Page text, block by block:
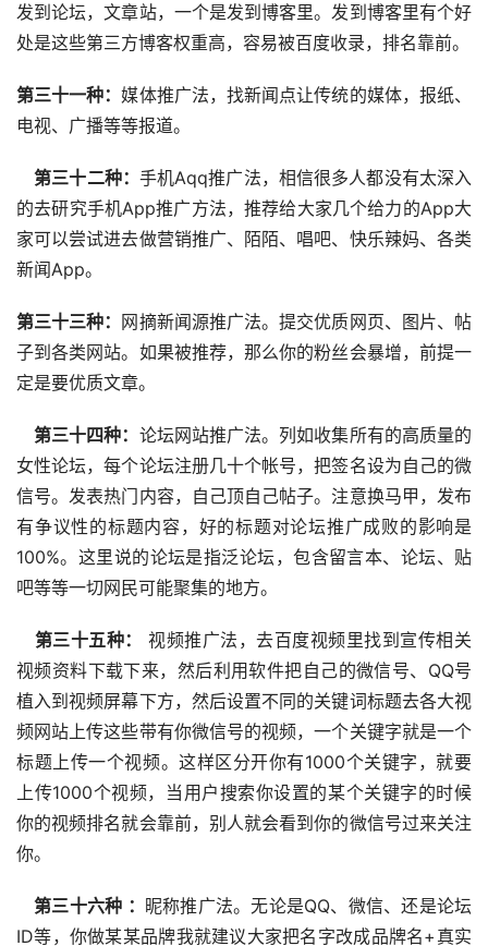
发到论坛，文章站，一个是发到博客里。发到博客里有个好
处是这些第三方博客权重高，容易被百度收录，排名靠前。
第三十一种：媒体推广法，找新闻点让传统的媒体，报纸、
电视、广播等等报道。
第三十二种： 手机Aqq推广法，相信很多人都没有太深入
的去研究手机App推广方法，推荐给大家几个给力的App大
家可以尝试进去做营销推广、陌陌、唱吧、快乐辣妈、各类
新闻App。
第三十三种： 网摘新闻源推广法。提交优质网页、图片、帖
子到各类网站。如果被推荐，那么你的粉丝会暴增，前提一
定是要优质文章。
第三十四种： 论坛网站推广法。列如收集所有的高质量的
女性论坛，每个论坛注册几十个帐号，把签名设为自己的微
信号。发表热门内容，自己顶自己帖子。注意换马甲，发布
有争议性的标题内容，好的标题对论坛推广成败的影响是
100%。这里说的论坛是指泛论坛，包含留言本、论坛、贴
吧等等一切网民可能聚集的地方。
第三十五种：
视频推广法，去百度视频里找到宣传相关
视频资料下载下来，然后利用软件把自己的微信号、QQ号
植入到视频屏幕下方，然后设置不同的关键词标题去各大视
频网站上传这些带有你微信号的视频，一个关键字就是一个
标题上传一个视频。这样区分开你有1000个关键字，就要
上传1000个视频，当用户搜索你设置的某个关键字的时候
你的视频排名就会靠前，别人就会看到你的微信号过来关注
你。
第三十六种 ： 昵称推广法。无论是QQ、微信、还是论坛
ID等，你做某某品牌我就建议大家把名字改成品牌名+真实